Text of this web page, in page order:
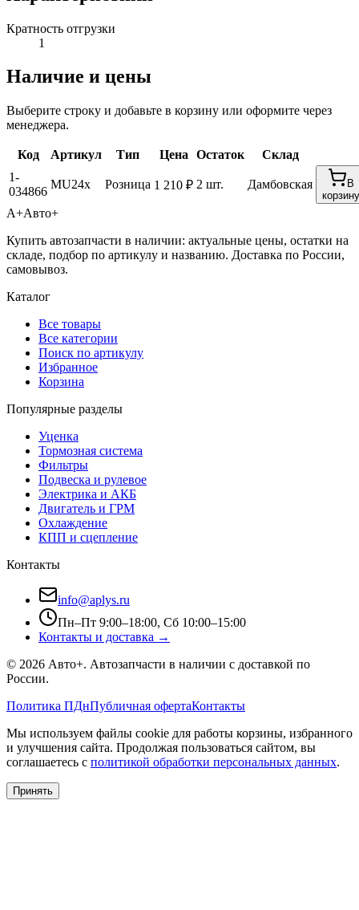
Кратность отгрузки
1
Наличие и цены
Выберите строку и добавьте в корзину или оформите через
менеджера.
Код Артикул Тип Цена Остаток
Склад
1-
034866
MU24x Розница 1 210 ₽ 2 шт. Дамбовская
В
корзину
А+Авто+
Купить автозапчасти в наличии: актуальные цены, остатки на
складе, подбор по артикулу и названию. Доставка по России,
самовывоз.
Каталог
Все товары
Все категории
Поиск по артикулу
Избранное
Корзина
Популярные разделы
Уценка
Тормозная система
Фильтры
Подвеска и рулевое
Электрика и АКБ
Двигатель и ГРМ
Охлаждение
КПП и сцепление
Контакты
info@aplys.ru
Пн–Пт 9:00–18:00, Сб 10:00–15:00
Контакты и доставка →
© 2026 Авто+. Автозапчасти в наличии с доставкой по
России.
Политика ПДнПубличная офертаКонтакты
Мы используем файлы cookie для работы корзины, избранного
и улучшения сайта. Продолжая пользоваться сайтом, вы
соглашаетесь с политикой обработки персональных данных.
Принять